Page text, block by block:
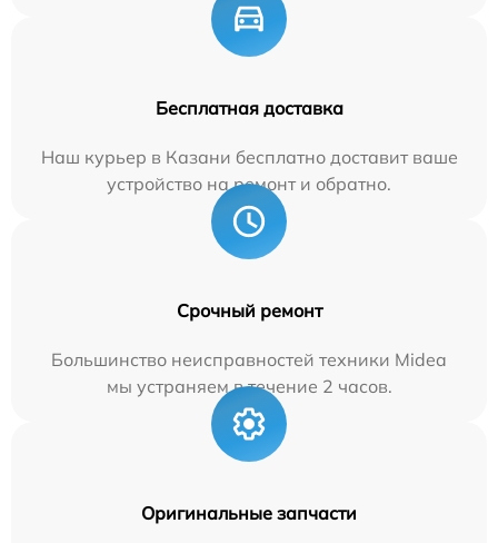
Бесплатная доставка
Наш курьер в Казани бесплатно доставит ваше
устройство на ремонт и обратно.
Срочный ремонт
Большинство неисправностей техники Midea
мы устраняем в течение 2 часов.
Оригинальные запчасти